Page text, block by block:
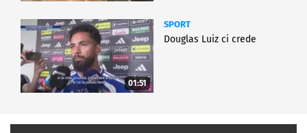
01:51
SPORT
Douglas Luiz ci crede